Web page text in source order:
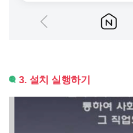
3. 설치 실행하기